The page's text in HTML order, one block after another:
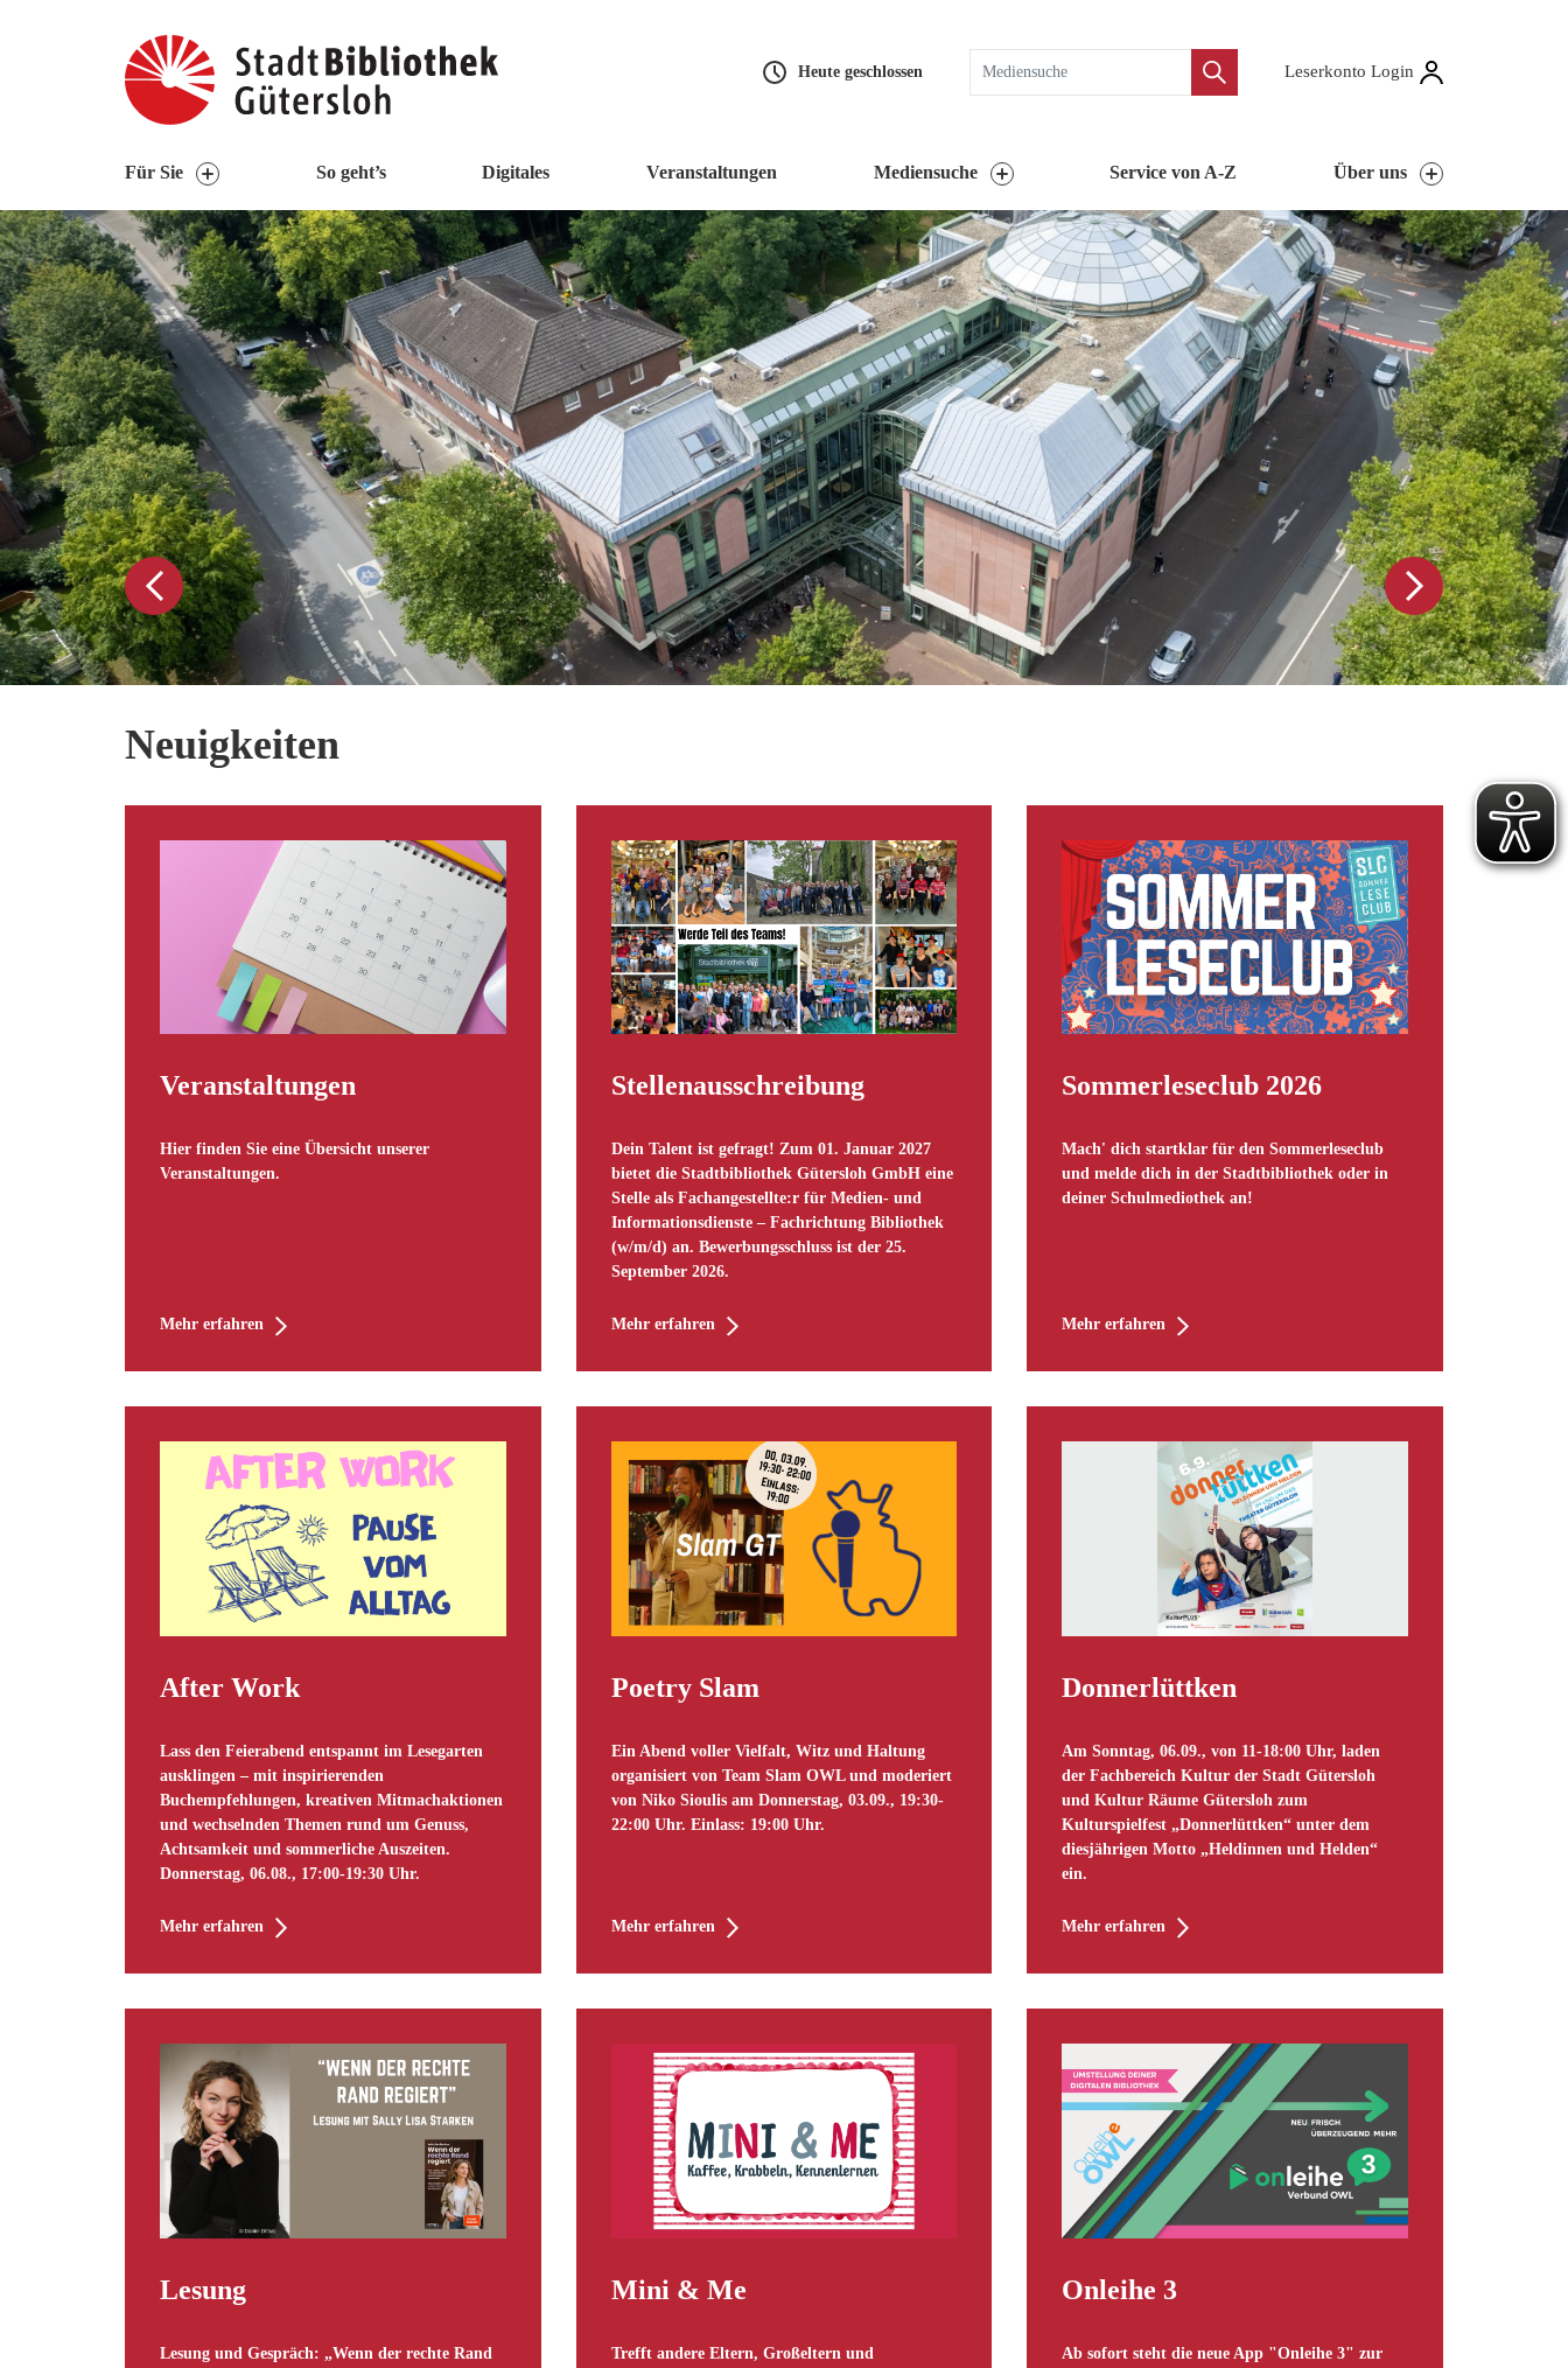
Assistenzsoftware
über
ALT
+
1
Heute geschlossen Leserkonto Login
Für Sie So geht’s Digitales Veranstaltungen Mediensuche Service von A-Z Über uns
Neuigkeiten
Veranstaltungen
Hier finden Sie eine Übersicht unserer
Veranstaltungen.
Mehr erfahren
Stellenausschreibung
Dein Talent ist gefragt! Zum 01. Januar 2027
bietet die Stadtbibliothek Gütersloh GmbH eine
Stelle als Fachangestellte:r für Medien- und
Informationsdienste – Fachrichtung Bibliothek
(w/m/d) an. Bewerbungsschluss ist der 25.
September 2026.
Mehr erfahren
Sommerleseclub 2026
Mach' dich startklar für den Sommerleseclub
und melde dich in der Stadtbibliothek oder in
deiner Schulmediothek an!
Mehr erfahren
After Work
Lass den Feierabend entspannt im Lesegarten
ausklingen – mit inspirierenden
Buchempfehlungen, kreativen Mitmachaktionen
und wechselnden Themen rund um Genuss,
Achtsamkeit und sommerliche Auszeiten.
Donnerstag, 06.08., 17:00-19:30 Uhr.
Mehr erfahren
Poetry Slam
Ein Abend voller Vielfalt, Witz und Haltung
organisiert von Team Slam OWL und moderiert
von Niko Sioulis am Donnerstag, 03.09., 19:30-
22:00 Uhr. Einlass: 19:00 Uhr.
Mehr erfahren
Donnerlüttken
Am Sonntag, 06.09., von 11-18:00 Uhr, laden
der Fachbereich Kultur der Stadt Gütersloh
und Kultur Räume Gütersloh zum
Kulturspielfest „Donnerlüttken“ unter dem
diesjährigen Motto „Heldinnen und Helden“
ein.
Mehr erfahren
Lesung
Lesung und Gespräch: „Wenn der rechte Rand
Mini & Me
Trefft andere Eltern, Großeltern und
Onleihe 3
Ab sofort steht die neue App "Onleihe 3" zur